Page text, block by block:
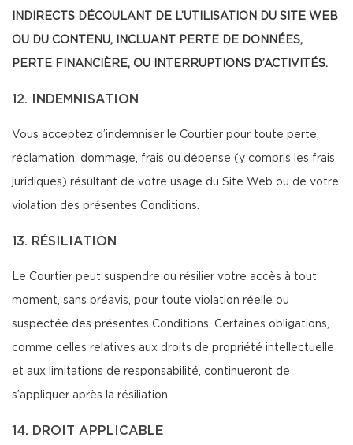
INDIRECTS DÉCOULANT DE L’UTILISATION DU SITE WEB
OU DU CONTENU, INCLUANT PERTE DE DONNÉES,
PERTE FINANCIÈRE, OU INTERRUPTIONS D’ACTIVITÉS.
12. INDEMNISATION
Vous acceptez d’indemniser le Courtier pour toute perte,
réclamation, dommage, frais ou dépense (y compris les frais
juridiques) résultant de votre usage du Site Web ou de votre
violation des présentes Conditions.
13. RÉSILIATION
Le Courtier peut suspendre ou résilier votre accès à tout
moment, sans préavis, pour toute violation réelle ou
suspectée des présentes Conditions. Certaines obligations,
comme celles relatives aux droits de propriété intellectuelle
et aux limitations de responsabilité, continueront de
s’appliquer après la résiliation.
14. DROIT APPLICABLE